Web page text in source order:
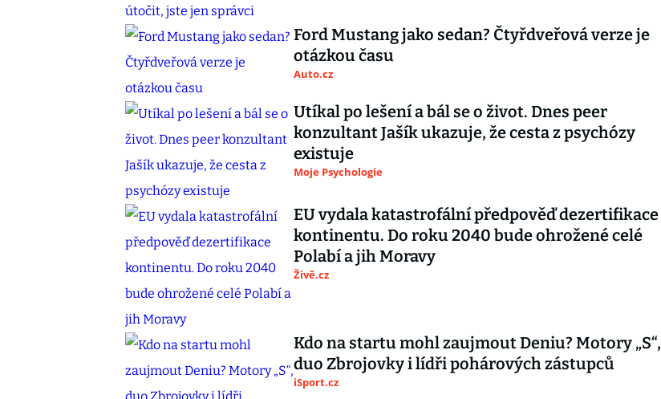
Ford Mustang jako sedan? Čtyřdveřová verze je
otázkou času
Auto.cz
Utíkal po lešení a bál se o život. Dnes peer
konzultant Jašík ukazuje, že cesta z psychózy
existuje
Moje Psychologie
EU vydala katastrofální předpověď dezertifikace
kontinentu. Do roku 2040 bude ohrožené celé
Polabí a jih Moravy
Živě.cz
Kdo na startu mohl zaujmout Deniu? Motory „S“,
duo Zbrojovky i lídři pohárových zástupců
iSport.cz